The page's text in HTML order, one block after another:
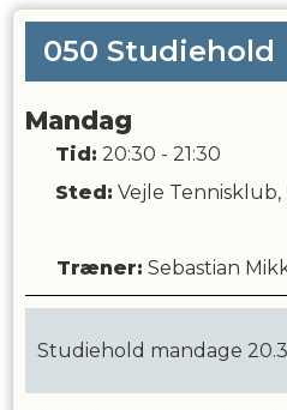
050 Studiehold
Mandag
Tid: 20:30 - 21:30
Sted: Vejle
Træner: Sebastian
Studiehold mandage